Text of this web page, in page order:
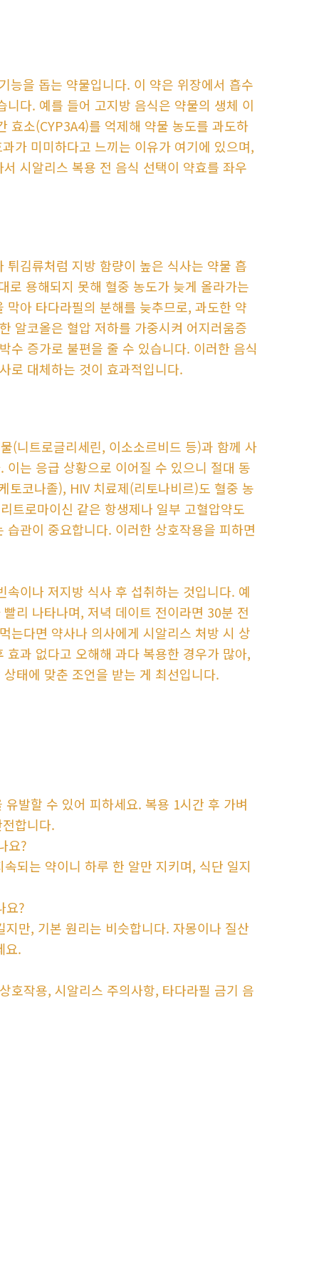
능을 돕는 약물입니다. 이 약은 위장에서 흡수
다. 예를 들어 고지방 음식은 약물의 생체 이
효소(CYP3A4)를 억제해 약물 농도를 과도하
가 미미하다고 느끼는 이유가 여기에 있으며,
시알리스 복용 전 음식 선택이 약효를 좌우
김류처럼 지방 함량이 높은 식사는 약물 흡
용해되지 못해 혈중 농도가 늦게 올라가는
아 타다라필의 분해를 늦추므로, 과도한 약
알코올은 혈압 저하를 가중시켜 어지러움증
수 증가로 불편을 줄 수 있습니다. 이러한 음식
로 대체하는 것이 효과적입니다.
(니트로글리세린, 이소소르비드 등)과 함께 사
는 응급 상황으로 이어질 수 있으니 절대 동
토코나졸), HIV 치료제(리토나비르)도 혈중 농
트로마이신 같은 항생제나 일부 고혈압약도
관이 중요합니다. 이러한 상호작용을 피하면
이나 저지방 식사 후 섭취하는 것입니다. 예
리 나타나며, 저녁 데이트 전이라면 30분 전
는다면 약사나 의사에게 시알리스 처방 시 상
과 없다고 오해해 과다 복용한 경우가 많아,
태에 맞춘 조언을 받는 게 최선입니다.
발할 수 있어 피하세요. 복용 1시간 후 가벼
합니다.
요?
되는 약이니 하루 한 알만 지키며, 식단 일지
요?
만, 기본 원리는 비슷합니다. 자몽이나 질산
요.
호작용, 시알리스 주의사항, 타다라필 금기 음